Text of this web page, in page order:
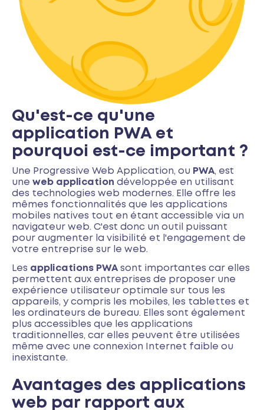
Qu'est-ce qu'une
application PWA et
pourquoi est-ce important ?
Une Progressive Web Application, ou PWA, est
une web application développée en utilisant
des technologies web modernes. Elle offre les
mêmes fonctionnalités que les applications
mobiles natives tout en étant accessible via un
navigateur web. C'est donc un outil puissant
pour augmenter la visibilité et l'engagement de
votre entreprise sur le web.
Les applications PWA sont importantes car elles
permettent aux entreprises de proposer une
expérience utilisateur optimale sur tous les
appareils, y compris les mobiles, les tablettes et
les ordinateurs de bureau. Elles sont également
plus accessibles que les applications
traditionnelles, car elles peuvent être utilisées
même avec une connexion Internet faible ou
inexistante.
Avantages des applications
web par rapport aux